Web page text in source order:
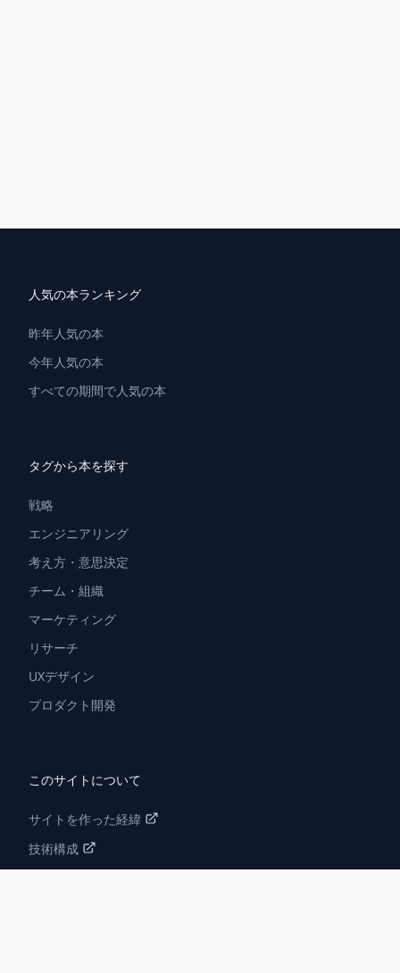
人気の本ランキング
昨年人気の本
今年人気の本
すべての期間で人気の本
タグから本を探す
戦略
エンジニアリング
考え方・意思決定
チーム・組織
マーケティング
リサーチ
UXデザイン
プロダクト開発
このサイトについて
サイトを作った経緯
技術構成